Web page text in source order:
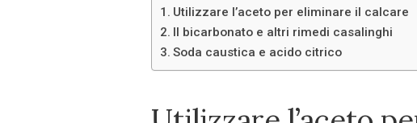
Utilizzare l’aceto per eliminare il calcare
Il bicarbonato e altri rimedi casalinghi
Soda caustica e acido citrico